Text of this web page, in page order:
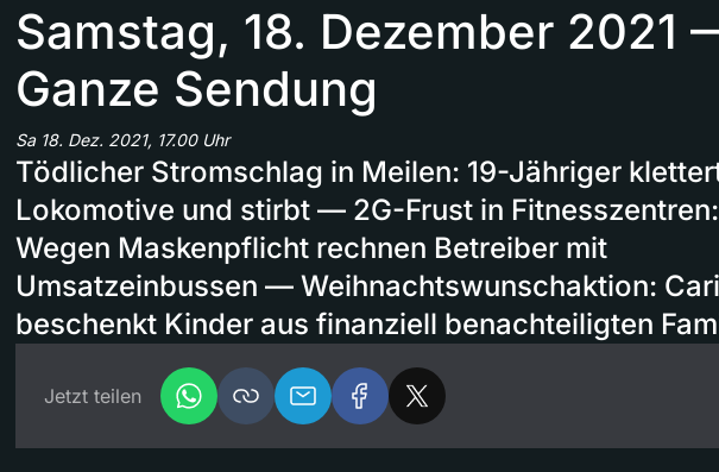
Samstag, 18. Dezember 2021
Ganze Sendung
Sa 18. Dez. 2021, 17.00 Uhr
Tödlicher Stromschlag in Meilen: 19-Jähriger
Lokomotive und stirbt — 2G-Frust in Fitnesszentren:
Wegen Maskenpflicht rechnen Betreiber mit
Umsatzeinbussen — Weihnachtswunschaktion:
beschenkt Kinder aus finanziell benachteiligten
Jetzt teilen